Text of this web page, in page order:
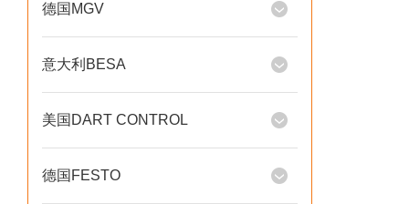
德国MGV
意大利BESA
美国DART CONTROL
德国FESTO